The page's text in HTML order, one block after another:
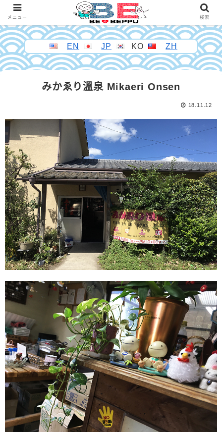
EN JP KO ZH
みかゑり溫泉 Mikaeri Onsen
18.11.12
メニュー 検索